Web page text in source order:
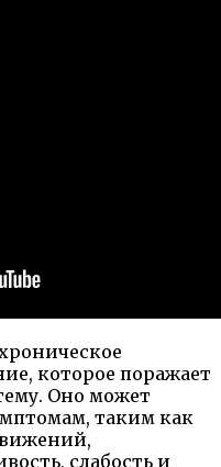
которое поражает
Оно может
таким как
слабость и